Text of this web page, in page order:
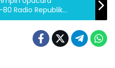
Radio Republik
Kantor RRI Jambi